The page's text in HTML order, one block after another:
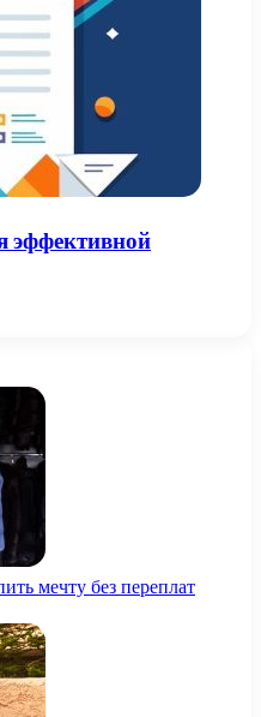
эффективной
мечту без переплат